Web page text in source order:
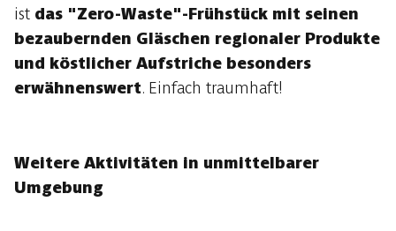
ist das "Zero-Waste"-Frühstück mit seinen
bezaubernden Gläschen regionaler Produkte
und köstlicher Aufstriche besonders
erwähnenswert. Einfach traumhaft!
Weitere Aktivitäten in unmittelbarer
Umgebung